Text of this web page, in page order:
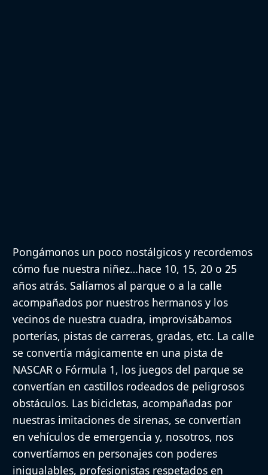
Pongámonos un poco nostálgicos y recordemos
cómo fue nuestra niñez…hace 10, 15, 20 o 25
años atrás. Salíamos al parque o a la calle
acompañados por nuestros hermanos y los
vecinos de nuestra cuadra, improvisábamos
porterías, pistas de carreras, gradas, etc. La calle
se convertía mágicamente en una pista de
NASCAR o Fórmula 1, los juegos del parque se
convertían en castillos rodeados de peligrosos
obstáculos. Las bicicletas, acompañadas por
nuestras imitaciones de sirenas, se convertían
en vehículos de emergencia y, nosotros, nos
convertíamos en personajes con poderes
inigualables, profesionistas respetados en